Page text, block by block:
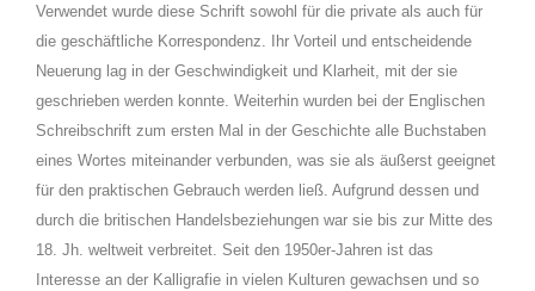
Verwendet wurde diese Schrift sowohl für die private als auch für
die geschäftliche Korrespondenz. Ihr Vorteil und entscheidende
Neuerung lag in der Geschwindigkeit und Klarheit, mit der sie
geschrieben werden konnte. Weiterhin wurden bei der Englischen
Schreibschrift zum ersten Mal in der Geschichte alle Buchstaben
eines Wortes miteinander verbunden, was sie als äußerst geeignet
für den praktischen Gebrauch werden ließ. Aufgrund dessen und
durch die britischen Handelsbeziehungen war sie bis zur Mitte des
18. Jh. weltweit verbreitet. Seit den 1950er-Jahren ist das
Interesse an der Kalligrafie in vielen Kulturen gewachsen und so